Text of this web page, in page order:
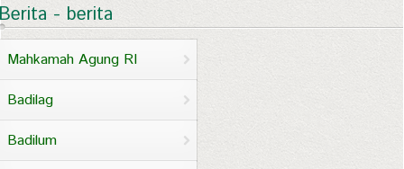
- berita
Mahkamah Agung RI
Badilag
Badilum